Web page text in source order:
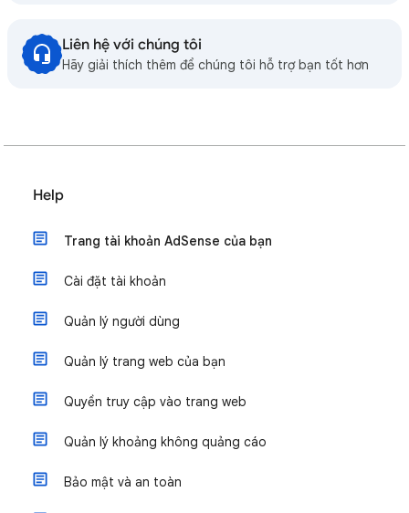
Liên hệ với chúng tôi
Hãy giải thích thêm để chúng tôi hỗ trợ bạn tốt hơn
Help
Trang tài khoản AdSense của bạn
Cài đặt tài khoản
Quản lý người dùng
Quản lý trang web của bạn
Quyền truy cập vào trang web
Quản lý khoảng không quảng cáo
Bảo mật và an toàn